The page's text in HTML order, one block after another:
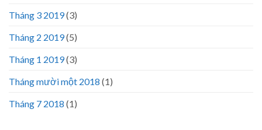
Tháng 3 2019(3)
Tháng 2 2019(5)
Tháng 1 2019(3)
Tháng mười một 2018 (1)
Tháng 7 2018 (1)